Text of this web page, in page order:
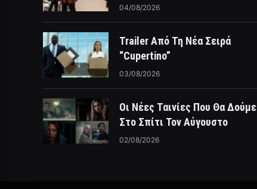
04/08/2026
Trailer Από Τη Νέα Σειρά
“Cupertino”
03/08/2026
Οι Νέες Ταινίες Που Θα Δούμε
Στο Σπίτι Τον Αύγουστο
02/08/2026